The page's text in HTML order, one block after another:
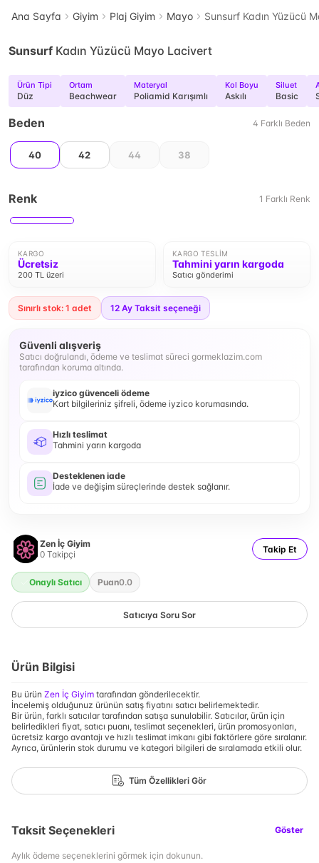
Ana Sayfa Giyim Plaj Giyim Mayo Sunsurf Kadın Yüzücü
Sunsurf Kadın Yüzücü Mayo Lacivert
Ürün Tipi
Düz
Ortam
Beachwear
Materyal
Poliamid Karışımlı
Kol Boyu
Askılı
Siluet
Basic
Beden 4 Farklı Beden
40 42 44 38
Renk 1 Farklı Renk
KARGO
Ücretsiz
200 TL üzeri
KARGO TESLIM
Tahmini yarın kargoda
Satıcı gönderimi
Sınırlı stok: 1 adet 12 Ay Taksit seçeneği
Güvenli alışveriş
Satıcı doğrulandı, ödeme ve teslimat süreci gormeklazim.com
tarafından koruma altında.
iyzico güvenceli ödeme
Kart bilgileriniz şifreli, ödeme iyzico korumasında.
Hızlı teslimat
Tahmini yarın kargoda
Desteklenen iade
İade ve değişim süreçlerinde destek sağlanır.
Zen İç Giyim
0 Takipçi Takip Et
Onaylı Satıcı Puan0.0
Satıcıya Soru Sor
Ürün Bilgisi
Bu ürün Zen İç Giyim tarafından gönderilecektir.
İncelemiş olduğunuz ürünün satış fiyatını satıcı belirlemektedir.
Bir ürün, farklı satıcılar tarafından satışa sunulabilir. Satıcılar, ürün için
belirledikleri fiyat, satıcı puanı, teslimat seçenekleri, ürün promosyonları,
ücretsiz kargo avantajı ve hızlı teslimat imkanı gibi faktörlere göre sıralanır.
Ayrıca, ürünlerin stok durumu ve kategori bilgileri de sıralamada etkili olur.
Tüm Özellikleri Gör
Taksit Seçenekleri Göster
Aylık ödeme seçeneklerini görmek için dokunun.